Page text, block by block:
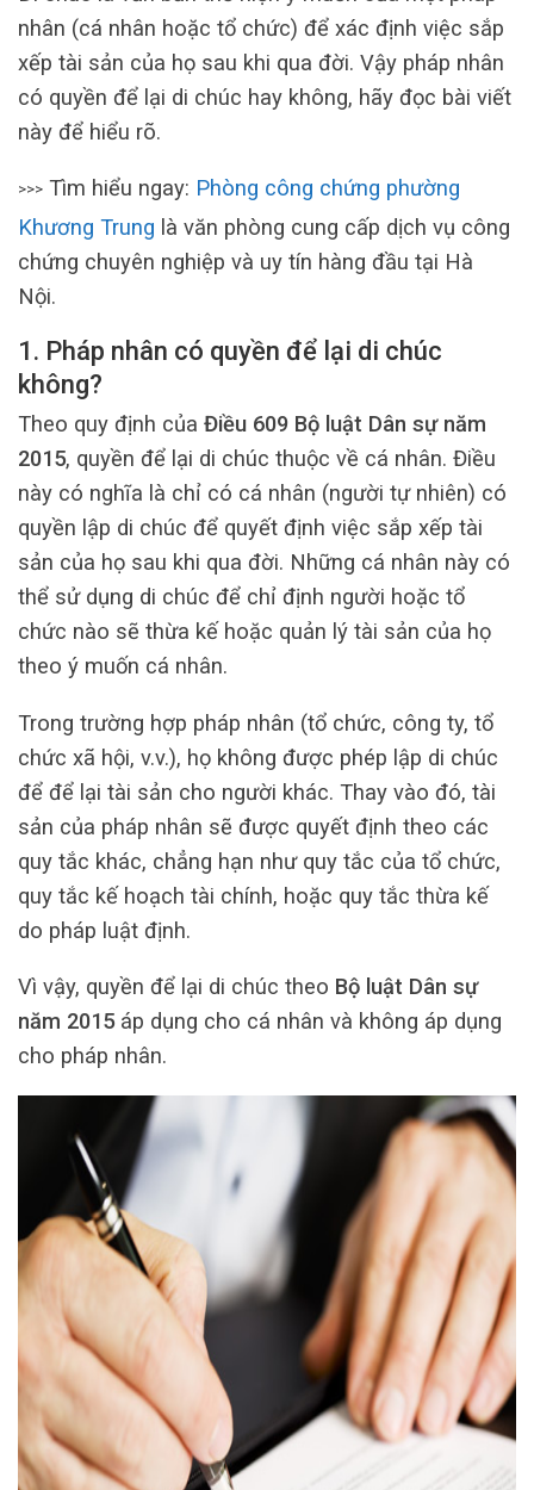
nhân (cá nhân hoặc tổ chức) để xác định việc sắp
xếp tài sản của họ sau khi qua đời. Vậy pháp nhân
có quyền để lại di chúc hay không, hãy đọc bài viết
này để hiểu rõ.
>>> Tìm hiểu ngay: Phòng công chứng phường
Khương Trung là văn phòng cung cấp dịch vụ công
chứng chuyên nghiệp và uy tín hàng đầu tại Hà
Nội.
1. Pháp nhân có quyền để lại di chúc
không?
Theo quy định của Điều 609 Bộ luật Dân sự năm
2015, quyền để lại di chúc thuộc về cá nhân. Điều
này có nghĩa là chỉ có cá nhân (người tự nhiên) có
quyền lập di chúc để quyết định việc sắp xếp tài
sản của họ sau khi qua đời. Những cá nhân này có
thể sử dụng di chúc để chỉ định người hoặc tổ
chức nào sẽ thừa kế hoặc quản lý tài sản của họ
theo ý muốn cá nhân.
Trong trường hợp pháp nhân (tổ chức, công ty, tổ
chức xã hội, v.v.), họ không được phép lập di chúc
để để lại tài sản cho người khác. Thay vào đó, tài
sản của pháp nhân sẽ được quyết định theo các
quy tắc khác, chẳng hạn như quy tắc của tổ chức,
quy tắc kế hoạch tài chính, hoặc quy tắc thừa kế
do pháp luật định.
Vì vậy, quyền để lại di chúc theo Bộ luật Dân sự
năm 2015áp dụng cho cá nhân và không áp dụng
cho pháp nhân.